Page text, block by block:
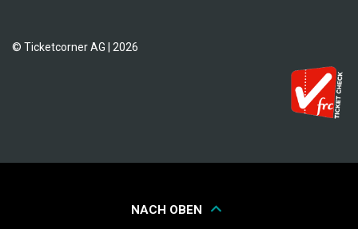
© Ticketcorner AG | 2026
NACH OBEN